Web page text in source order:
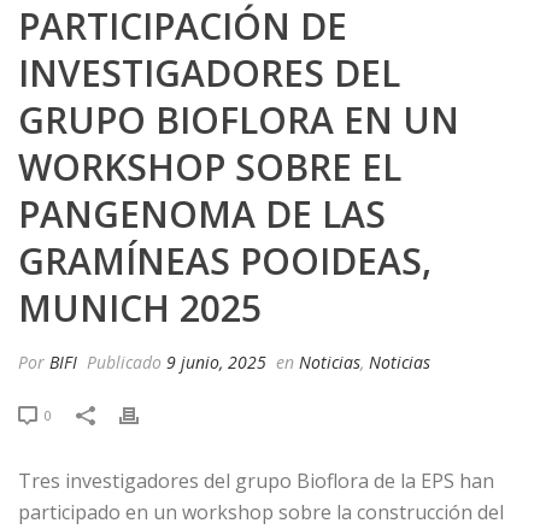
PARTICIPACIÓN DE
INVESTIGADORES DEL
GRUPO BIOFLORA EN UN
WORKSHOP SOBRE EL
PANGENOMA DE LAS
GRAMÍNEAS POOIDEAS,
MUNICH 2025
Por BIFI Publicado 9 junio, 2025 en Noticias, Noticias
0
Tres investigadores del grupo Bioflora de la EPS han
participado en un workshop sobre la construcción del